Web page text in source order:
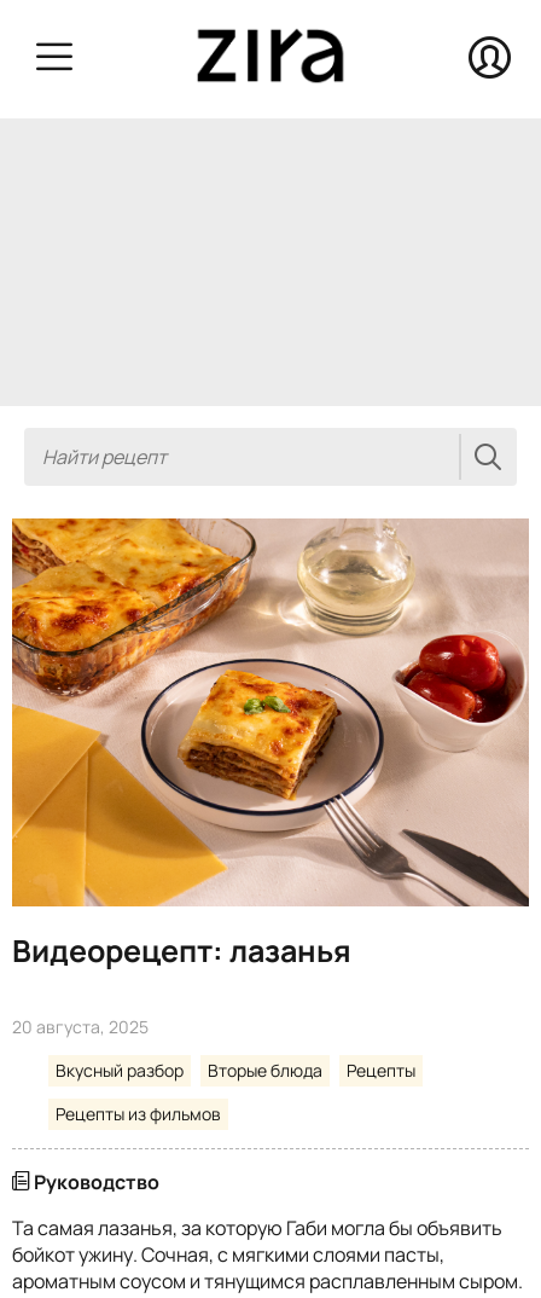
Видеорецепт: лазанья
20 августа, 2025
Вкусный разбор
Вторые блюда
Рецепты
Рецепты из фильмов
Руководство
Та самая лазанья, за которую Габи могла бы объявить
бойкот ужину. Сочная, с мягкими слоями пасты,
ароматным соусом и тянущимся расплавленным сыром.